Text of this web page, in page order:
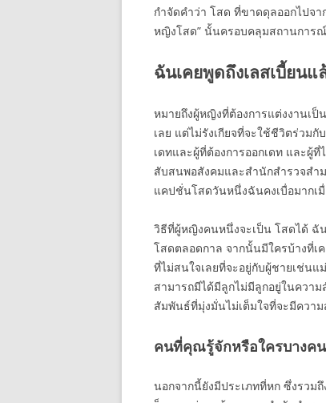
กำจัดคำว่า โสด ที่ขาดดุลออกไปจ
หญิงโสด” นั้นครอบคลุมสถานการ
ฉันเคยพูดถึงเลสเบี้ยน
หมายถึงผู้หญิงที่ต้องการแต่งงานเป็
เลย แต่ไม่รังเกียจที่จะใช้ชีวิตร่ว
เดทและผู้ที่ต้องการออกเดท และผู้
สับสนพอสังคมและสำนักสำรวจสำ
แคปชั่นโสดวันหนึ่งฉันคงเบื่อมากเ
วิธีที่ผู้หญิงคนหนึ่งจะเป็น โสดได้ ฉั
โสดตลอดกาล จากนั้นมีใครบ้างที่เ
ที่ไม่สนใจเลยที่จะอยู่กับผู้ชายเช่น
สามารถมีได้มีลูกไม่มีลูกอยู่ในควา
สัมพันธ์ที่มุ่งมั่นไม่เต็มใจที่จะมีควา
คนที่คุณรู้จักหรือใครบางค
นอกจากนี้ยังมีประเภทที่หก ซึ่งรวม